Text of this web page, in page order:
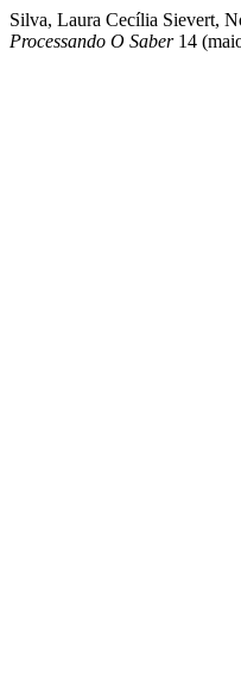
Silva, Laura Cecília Sievert,
Processando O Saber14